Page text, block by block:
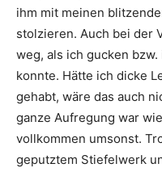
ihm mit meinen
stolzieren. Auch bei der
weg, als ich gucken
konnte. Hätte ich dicke
gehabt, wäre das auch
ganze Aufregung war
vollkommen umsonst.
geputztem Stiefelwerk